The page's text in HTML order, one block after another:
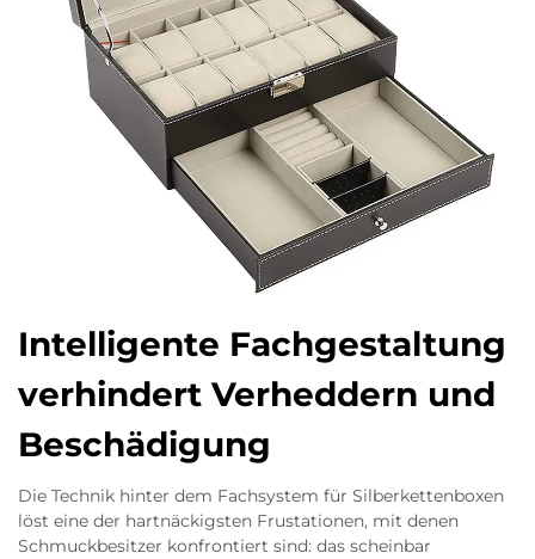
Intelligente Fachgestaltung
verhindert Verheddern und
Beschädigung
Die Technik hinter dem Fachsystem für Silberkettenboxen
löst eine der hartnäckigsten Frustationen, mit denen
Schmuckbesitzer konfrontiert sind: das scheinbar